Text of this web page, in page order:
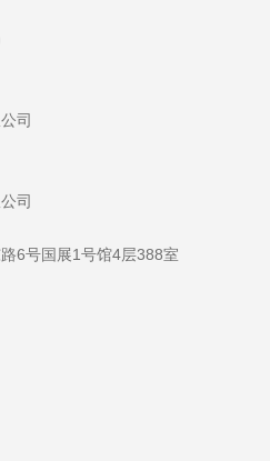
司
司
6号国展1号馆4层388室